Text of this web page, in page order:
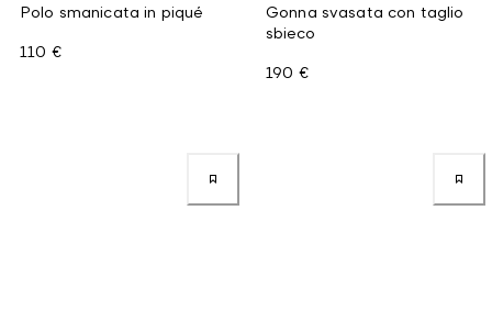
Polo smanicata in piqué
110 €
Gonna svasata con taglio
sbieco
190 €